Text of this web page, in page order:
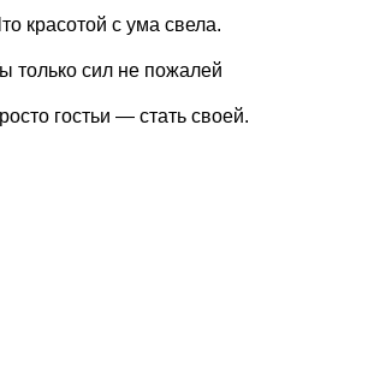
красотой с ума свела.
только сил не пожалей
гостьи — стать своей.